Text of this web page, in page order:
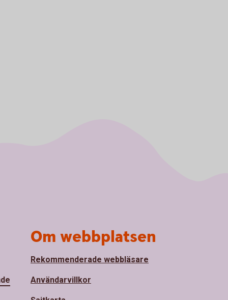
Om webbplatsen
Rekommenderade webbläsare
Användarvillkor